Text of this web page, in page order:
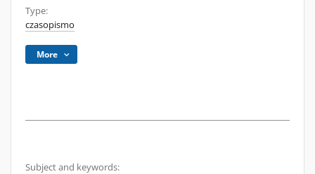
Type:
czasopismo
More
Subject and keywords: